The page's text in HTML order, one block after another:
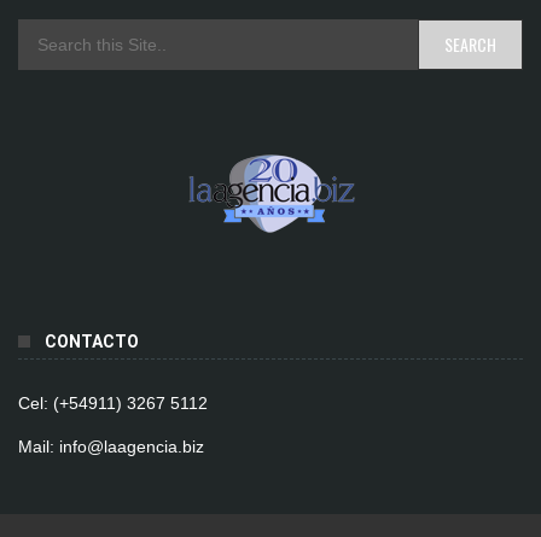
CONTACTO
Cel: (+54911) 3267 5112
Mail: info@laagencia.biz